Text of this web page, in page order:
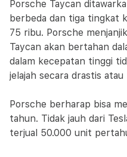
Porsche Taycan
berbeda dan tiga tingkat
75 ribu. Porsche
Taycan akan bertahan
dalam kecepatan tinggi
jelajah secara drastis
Porsche berharap bisa
tahun. Tidak jauh dari
terjual 50.000 unit